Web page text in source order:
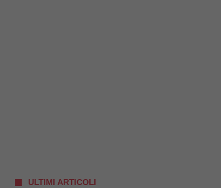
ULTIMI ARTICOLI